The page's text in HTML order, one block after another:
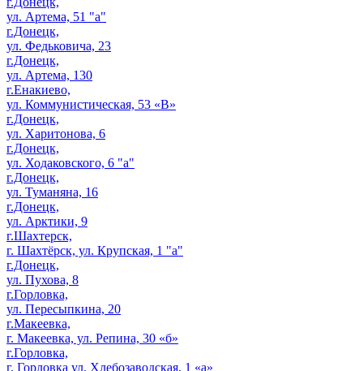
ул. Артема, 51 "а"
г.Донецк,
ул. Федьковича, 23
г.Донецк,
ул. Артема, 130
г.Енакиево,
ул. Коммунистическая, 53 «В»
г.Донецк,
ул. Харитонова, 6
г.Донецк,
ул. Ходаковского, 6 "а"
г.Донецк,
ул. Туманяна, 16
г.Донецк,
ул. Арктики, 9
г.Шахтерск,
г. Шахтёрск, ул. Крупская, 1 "а"
г.Донецк,
ул. Пухова, 8
г.Горловка,
ул. Пересыпкина, 20
г.Макеевка,
г. Макеевка, ул. Репина, 30 «б»
г.Горловка,
г. Горловка ул. Хлебозаводская, 1 «а»